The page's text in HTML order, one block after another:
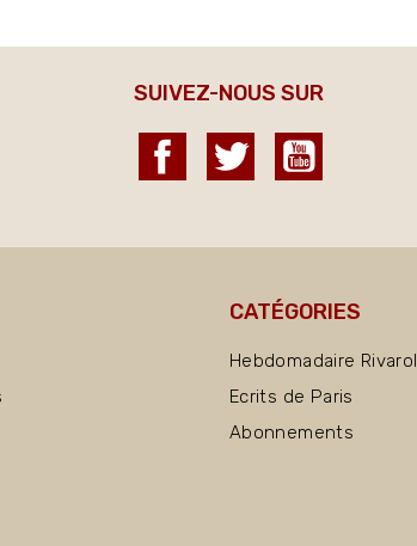
SUIVEZ-NOUS SUR
Facebook Twitter
CATÉGORIES
Hebdomadaire Rivarol
Ecrits de Paris
Abonnements